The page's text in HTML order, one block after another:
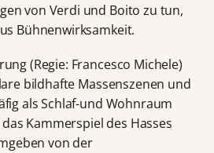
von Verdi und Boito zu tun,
Bühnenwirksamkeit.
(Regie: Francesco Michele)
bildhafte Massenszenen und
als Schlaf-und Wohnraum
Kammerspiel des Hasses
von der